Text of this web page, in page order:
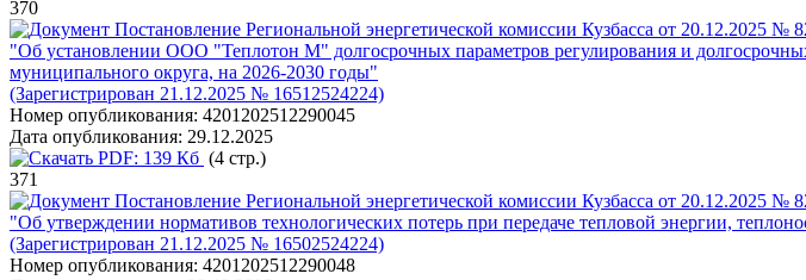
370
Постановление Региональной энергетической комиссии Кузбасса от 20.12.2025 №
"Об установлении ООО "Теплотон М" долгосрочных параметров регулирования и
муниципального округа, на 2026-2030 годы"
(Зарегистрирован 21.12.2025 № 16512524224)
Номер опубликования: 4201202512290045
Дата опубликования: 29.12.2025
PDF: 139 Кб (4 стр.)
371
Постановление Региональной энергетической комиссии Кузбасса от 20.12.2025 №
"Об утверждении нормативов технологических потерь при передаче тепловой энергии,
(Зарегистрирован 21.12.2025 № 16502524224)
Номер опубликования: 4201202512290048